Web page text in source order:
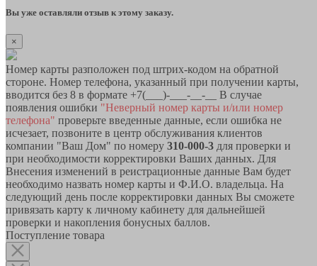
Вы уже оставляли отзыв к этому заказу.
×
Номер карты разположен под штрих-кодом на обратной
стороне. Номер телефона, указанный при получении карты,
вводится без 8 в формате +7(___)-___-__-__ В случае
появления ошибки "Неверный номер карты и/или номер
телефона" проверьте введенные данные, если ошибка не
исчезает, позвоните в центр обслуживания клиентов
компании "Ваш Дом" по номеру 310-000-3 для проверки и
при необходимости корректировки Ваших данных. Для
Внесения изменений в реистрационные данные Вам будет
необходимо назвать номер карты и Ф.И.О. владельца. На
следующий день после корректировки данных Вы сможете
привязать карту к личному кабинету для дальнейшей
проверки и накопления бонусных баллов.
Поступление товара